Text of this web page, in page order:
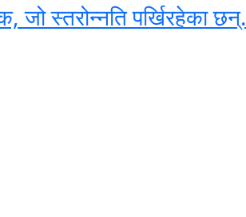
स्तरोन्नति पर्खिरहेका